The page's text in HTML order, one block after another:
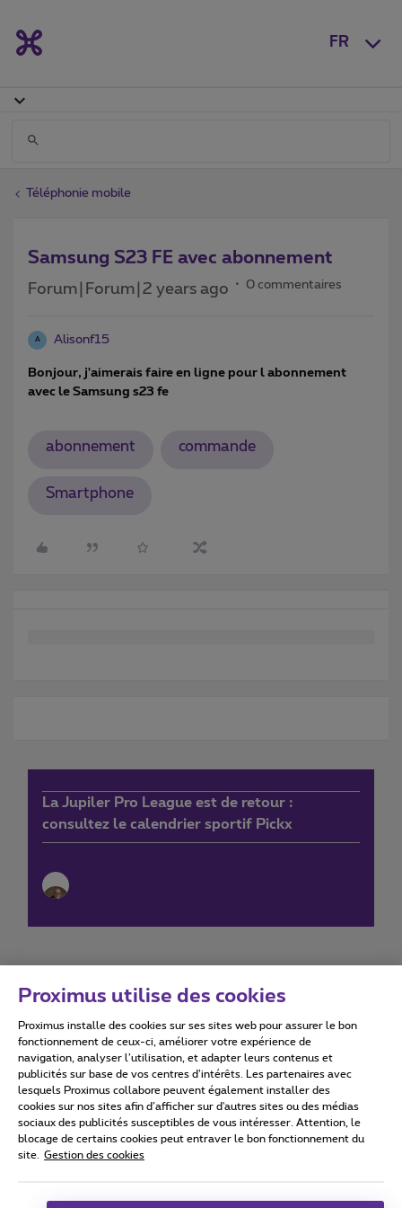
FR
Téléphonie mobile
Samsung S23 FE avec abonnement
Forum|Forum|2 years ago 0 commentaires
A Alisonf15
Bonjour, j'aimerais faire en ligne pour l abonnement
avec le Samsung s23 fe
abonnement commande
Smartphone
La Jupiler Pro League est de retour :
consultez le calendrier sportif Pickx
Conditions d'utilisation Accessibility statement
Tous droits réservés. © 2026
Conditions générales, info consommateur
Proximus utilise des cookies
Proximus installe des cookies sur ses sites web pour assurer le bon
fonctionnement de ceux-ci, améliorer votre expérience de
navigation, analyser l’utilisation, et adapter leurs contenus et
publicités sur base de vos centres d’intérêts. Les partenaires avec
lesquels Proximus collabore peuvent également installer des
cookies sur nos sites afin d’afficher sur d'autres sites ou des médias
sociaux des publicités susceptibles de vous intéresser. Attention, le
blocage de certains cookies peut entraver le bon fonctionnement du
site.
Gestion des cookies